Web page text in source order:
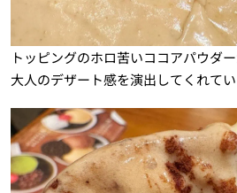
トッピングのホロ苦いココアパウダ
大人のデザート感を演出してくれてい